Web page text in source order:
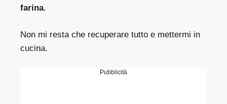
farina.
Non mi resta che recuperare tutto e mettermi in
cucina.
Pubblicità